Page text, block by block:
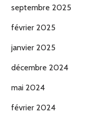
septembre 2025
février 2025
janvier 2025
décembre 2024
mai 2024
février 2024